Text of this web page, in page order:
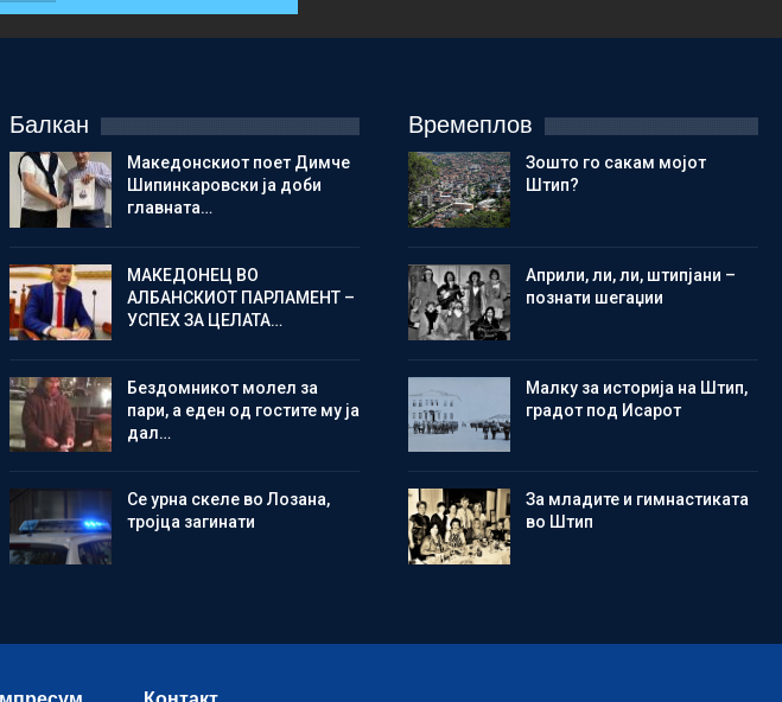
Балкан
Македонскиот поет Димче
Шипинкаровски ја доби
главната…
МАКЕДОНЕЦ ВО
АЛБАНСКИОТ ПАРЛАМЕНТ –
УСПЕХ ЗА ЦЕЛАТА…
Бездомникот молел за
пари, а еден од гостите му ја
дал…
Се урна скеле во Лозана,
тројца загинати
Времеплов
Зошто го сакам мојот
Штип?
Aприли, ли, ли, штипјани –
познати шегаџии
Малку за историја на Штип,
градот под Исарот
Зa младите и гимнастиката
во Штип